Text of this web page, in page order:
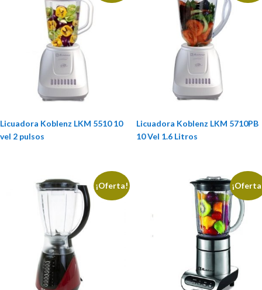
Licuadora Koblenz LKM 5510 10
vel 2 pulsos
Licuadora Koblenz LKM 5710PB
10 Vel 1.6 Litros
¡Oferta!